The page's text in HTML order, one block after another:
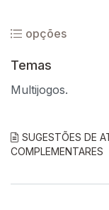
opções
Temas
Multijogos.
SUGESTÕES DE
COMPLEMENTARES